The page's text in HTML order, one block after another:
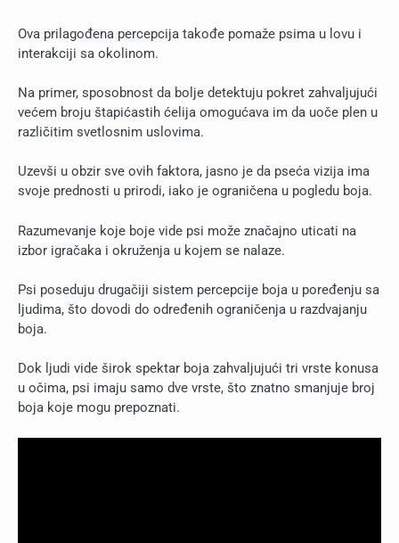
Ova prilagođena percepcija takođe pomaže psima u lovu i
interakciji sa okolinom.
Na primer, sposobnost da bolje detektuju pokret zahvaljujući
većem broju štapićastih ćelija omogućava im da uoče plen u
različitim svetlosnim uslovima.
Uzevši u obzir sve ovih faktora, jasno je da pseća vizija ima
svoje prednosti u prirodi, iako je ograničena u pogledu boja.
Razumevanje koje boje vide psi može značajno uticati na
izbor igračaka i okruženja u kojem se nalaze.
Psi poseduju drugačiji sistem percepcije boja u poređenju sa
ljudima, što dovodi do određenih ograničenja u razdvajanju
boja.
Dok ljudi vide širok spektar boja zahvaljujući tri vrste konusa
u očima, psi imaju samo dve vrste, što znatno smanjuje broj
boja koje mogu prepoznati.